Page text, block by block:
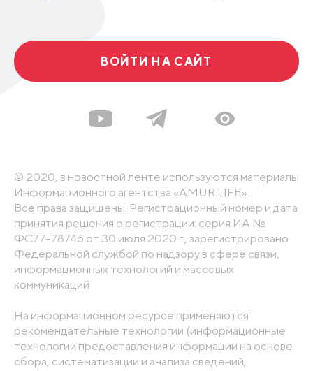
ВОЙТИ НА САЙТ
© 2020, в новостной ленте используются материалы
Информационного агентства «AMUR.LIFE».
Все права защищены. Регистрационный номер и дата
принятия решения о регистрации: серия ИА №
ФС77-78746 от 30 июля 2020 г., зарегистрировано
Федеральной службой по надзору в сфере связи,
информационных технологий и массовых
коммуникаций
На информационном ресурсе применяются
рекомендательные технологии (информационные
технологии предоставления информации на основе
сбора, систематизации и анализа сведений,